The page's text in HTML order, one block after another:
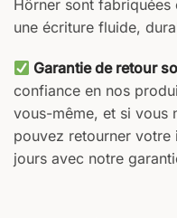
Hörner sont fabriquées
une écriture fluide,
Garantie de retour
confiance en nos
vous-même, et si vous
pouvez retourner votre
jours avec notre